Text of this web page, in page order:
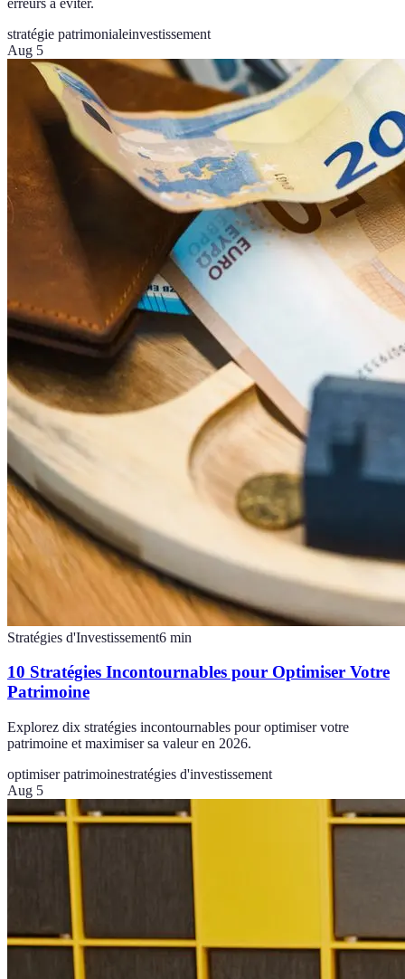
stratégie patrimonialeinvestissement
Aug 5
Stratégies d'Investissement6 min
10 Stratégies Incontournables pour Optimiser Votre
Patrimoine
Explorez dix stratégies incontournables pour optimiser votre
patrimoine et maximiser sa valeur en 2026.
optimiser patrimoinestratégies d'investissement
Aug 5